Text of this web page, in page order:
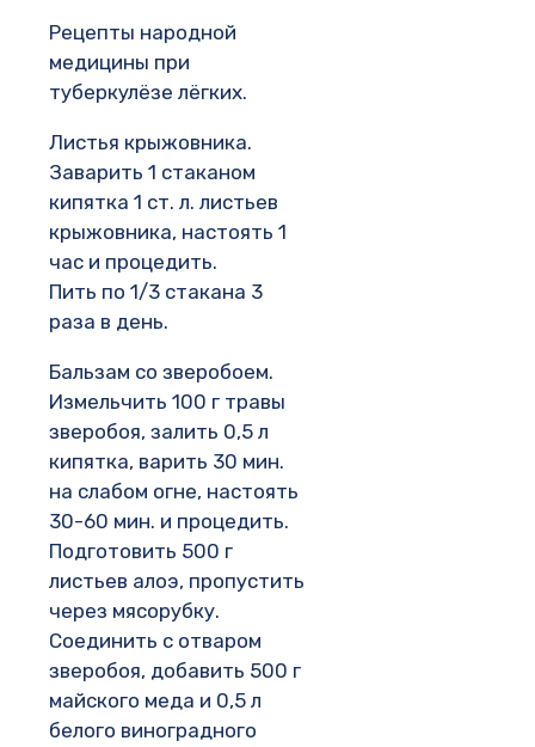
Рецепты народной
медицины при
туберкулёзе лёгких.
Листья крыжовника.
Заварить 1 стаканом
кипятка 1 ст. л. листьев
крыжовника, настоять 1
час и процедить.
Пить по 1/3 стакана 3
раза в день.
Бальзам со зверобоем.
Измельчить 100 г травы
зверобоя, залить 0,5 л
кипятка, варить 30 мин.
на слабом огне, настоять
30-60 мин. и процедить.
Подготовить 500 г
листьев алоэ, пропустить
через мясорубку.
Соединить с отваром
зверобоя, добавить 500 г
майского меда и 0,5 л
белого виноградного